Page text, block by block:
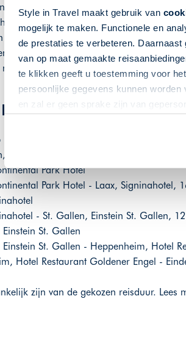
Style in Travel maakt gebruik van
mogelijk te maken. Functionele en
de prestaties te verbeteren.
van op maat gemaakte
te klikken geeft u toestemming voor
persoonlijke gegevens kunnen
en zal er geen sprake zijn van
in Duitsland in de middeleeuwse
Pilatusberg die een prachtig uitzicht
kabelbaan vertrekt naar de vele
Sankt Gallen en bezoek de
de 8e eeuw.
kort
in Duitsland - Wiesbaden, Hotel Oranien
Hotel Oranien Wiesbaden - Luzern,
Park Hotel
Park Hotel - Laax, Signinahotel,
- St. Gallen, Einstein St. Gallen,
St. Gallen
St. Gallen - Heppenheim, Hotel
Hotel Restaurant Goldener Engel -
zijn van de gekozen reisduur. Lees